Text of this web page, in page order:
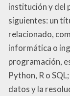
institución y del
siguientes: un
relacionado,
informática o
programación,
Python, R o
datos y la